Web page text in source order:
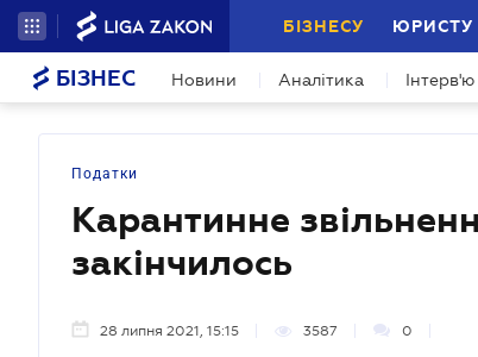
БІЗНЕСУ ЮРИСТУ
БІЗНЕС Новини Аналітика Інтерв'ю
Податки
Карантинне
закінчилось
28 липня 2021, 15:15 3587 0